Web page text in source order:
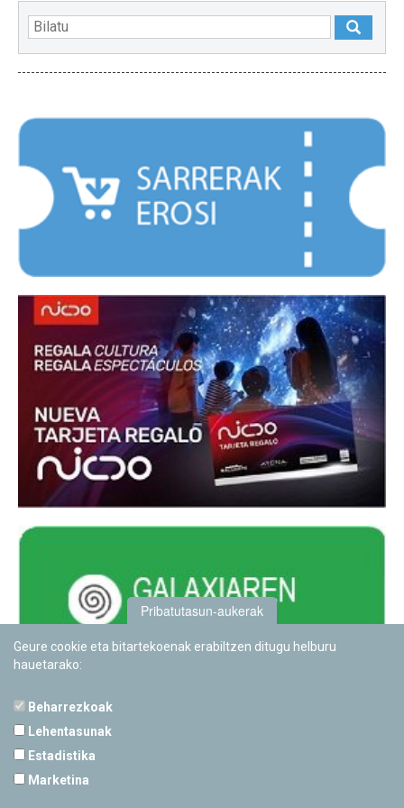
Pribatutasun-aukerak
Geure cookie eta bitartekoenak erabiltzen ditugu helburu
hauetarako:
Beharrezkoak
Lehentasunak
Estadistika
Marketina